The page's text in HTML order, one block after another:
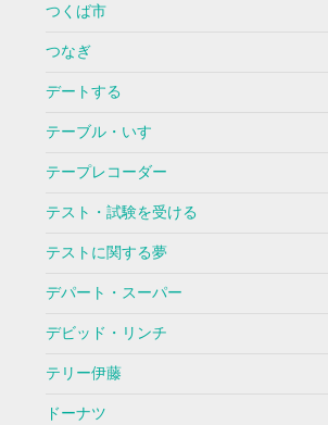
つくば市
つなぎ
デートする
テーブル・いす
テープレコーダー
テスト・試験を受ける
テストに関する夢
デパート・スーパー
デビッド・リンチ
テリー伊藤
ドーナツ